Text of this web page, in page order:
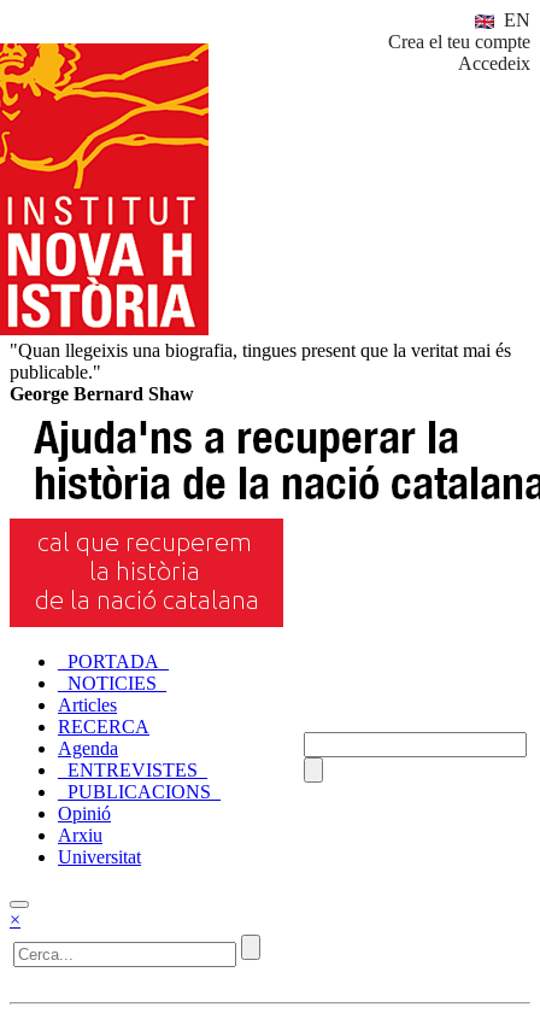
EN
Crea el teu compte
Accedeix
"Quan llegeixis una biografia, tingues present que la veritat mai és
publicable."
George Bernard Shaw
_PORTADA_
_NOTICIES_
Articles
RECERCA
Agenda
_ENTREVISTES_
_PUBLICACIONS_
Opinió
Arxiu
Universitat
×